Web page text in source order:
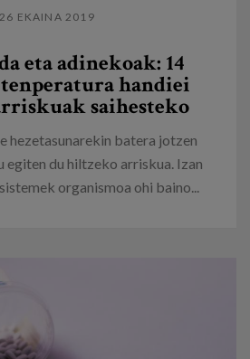
26 EKAINA 2019
eta adinekoak: 14
handiei
saihesteko
hezetasunarekin batera jotzen
egiten du hiltzeko arriskua. Izan
organismoa ohi baino...